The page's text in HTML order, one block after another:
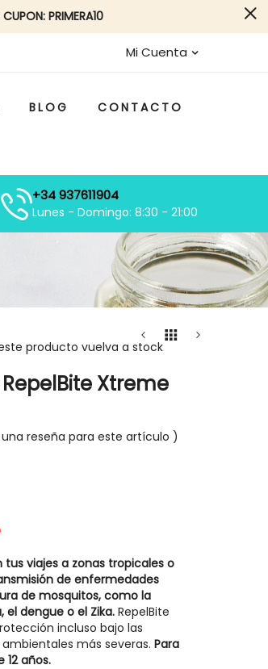
CUPON: PRIMERA10
Mi Cuenta
BLOG CONTACTO
+34 937611904
Lunes - Domingo: 8:30 - 21:00
producto vuelva a stock
Xtreme
reseña para este artículo
tus viajes a zonas tropicales o
de enfermedades
de mosquitos, como la
el dengue o el Zika.RepelBite
incluso bajo las
más severas. Para
años.